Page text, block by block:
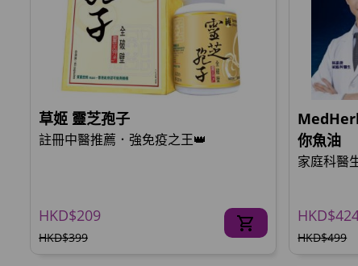
草姬 靈芝孢子
註冊中醫推薦．強免疫之王👑
HKD$209
HKD$399
你魚油
家庭科醫
HKD$499